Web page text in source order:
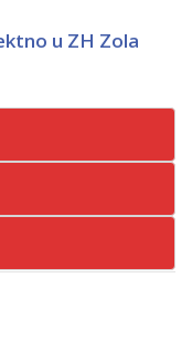
u ZH Zola